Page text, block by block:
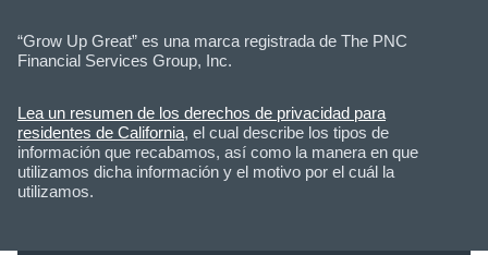
“Grow Up Great” es una marca registrada de The PNC
Financial Services Group, Inc.
Lea un resumen de los derechos de privacidad para
residentes de California, el cual describe los tipos de
información que recabamos, así como la manera en que
utilizamos dicha información y el motivo por el cuál la
utilizamos.